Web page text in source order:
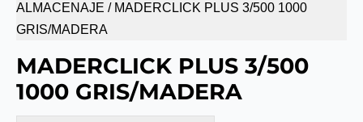
ALMACENAJE / MADERCLICK PLUS 3/500 1000
GRIS/MADERA
MADERCLICK PLUS 3/500
1000 GRIS/MADERA